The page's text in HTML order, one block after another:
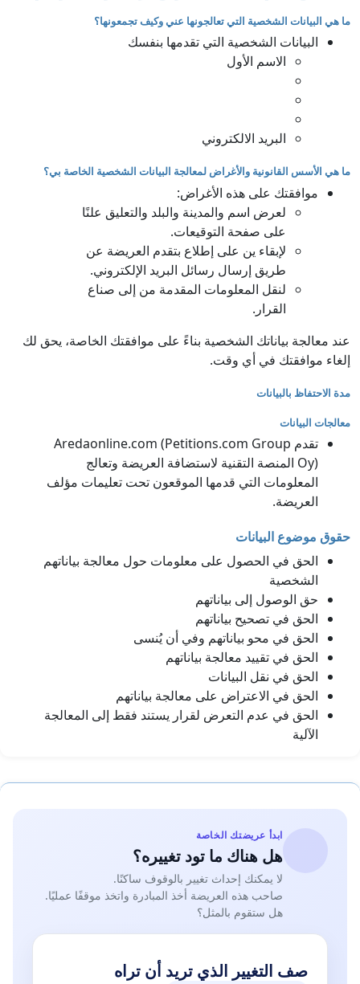
ما هي البيانات الشخصية التي تعالجونها عني وكيف تجمعونها؟
البيانات الشخصية التي تقدمها بنفسك
الاسم الأول
البريد الالكتروني
ما هي الأسس القانونية والأغراض لمعالجة البيانات الشخصية الخاصة بي؟
موافقتك على هذه الأغراض:
لعرض اسم والمدينة والبلد والتعليق علنًا
على صفحة التوقيعات.
لإبقاء ين على إطلاع بتقدم العريضة عن
طريق إرسال رسائل البريد الإلكتروني.
لنقل المعلومات المقدمة من إلى صناع
القرار.
عند معالجة بياناتك الشخصية بناءً على موافقتك الخاصة، يحق لك
إلغاء موافقتك في أي وقت.
مدة الاحتفاظ بالبيانات
معالجات البيانات
تقدم Aredaonline.com (Petitions.com Group
Oy) المنصة التقنية لاستضافة العريضة وتعالج
المعلومات التي قدمها الموقعون تحت تعليمات مؤلف
العريضة.
حقوق موضوع البيانات
الحق في الحصول على معلومات حول معالجة بياناتهم
الشخصية
حق الوصول إلى بياناتهم
الحق في تصحيح بياناتهم
الحق في محو بياناتهم وفي أن يُنسى
الحق في تقييد معالجة بياناتهم
الحق في نقل البيانات
الحق في الاعتراض على معالجة بياناتهم
الحق في عدم التعرض لقرار يستند فقط إلى المعالجة
الآلية
ابدأ عريضتك الخاصة
هل هناك ما تود تغييره؟
لا يمكنك إحداث تغيير بالوقوف ساكنًا.
صاحب هذه العريضة أخذ المبادرة واتخذ موقفًا عمليًا.
هل ستقوم بالمثل؟
صف التغيير الذي تريد أن تراه